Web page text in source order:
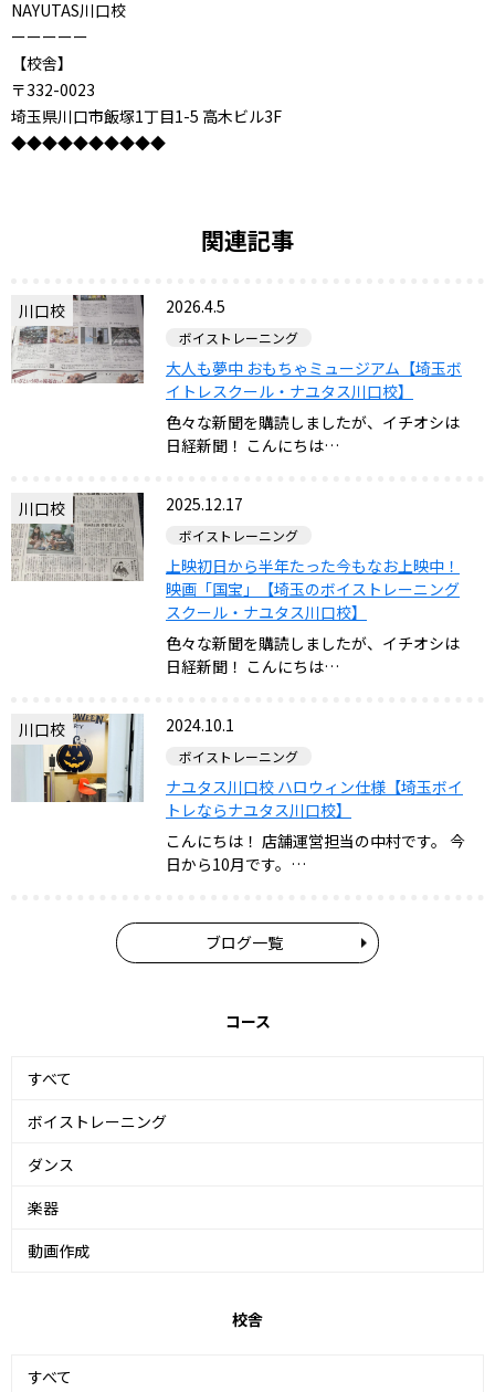
NAYUTAS川口校
ーーーーー
【校舎】
〒332-0023
埼玉県川口市飯塚1丁目1-5 高木ビル3F
◆◆◆◆◆◆◆◆◆◆
関連記事
川口校 2026.4.5
ボイストレーニング
大人も夢中 おもちゃミュージアム【埼玉ボ
イトレスクール・ナユタス川口校】
色々な新聞を購読しましたが、イチオシは
日経新聞！ こんにちは…
川口校 2025.12.17
ボイストレーニング
上映初日から半年たった今もなお上映中！
映画「国宝」【埼玉のボイストレーニング
スクール・ナユタス川口校】
色々な新聞を購読しましたが、イチオシは
日経新聞！ こんにちは…
川口校 2024.10.1
ボイストレーニング
ナユタス川口校 ハロウィン仕様【埼玉ボイ
トレならナユタス川口校】
こんにちは！ 店舗運営担当の中村です。 今
日から10月です。…
ブログ一覧
コース
すべて
ボイストレーニング
ダンス
楽器
動画作成
校舎
すべて